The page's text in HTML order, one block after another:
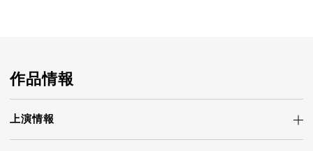
作品情報
上演情報